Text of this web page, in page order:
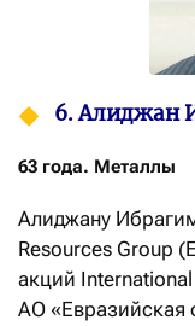
6. Алиджан
63 года. Металлы
Алиджану
Resources Group
акций International
АО «Евразийская